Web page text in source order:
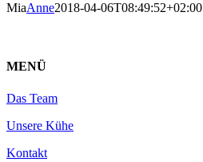
MiaAnne2018-04-06T08:49:52+02:00
MENÜ
Das Team
Unsere Kühe
Kontakt